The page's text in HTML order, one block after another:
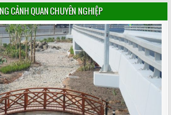
CẢNH QUAN CHUYÊN NGHIỆP